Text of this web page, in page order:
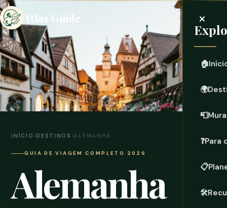
Atlas Guide ×
🏠
🌍
📮
❓Para
📋
🛠️
INÍCIO ›DESTINOS ›ALEMANHA
GUIA DE VIAGEM COMPLETO 2026
Alemanha